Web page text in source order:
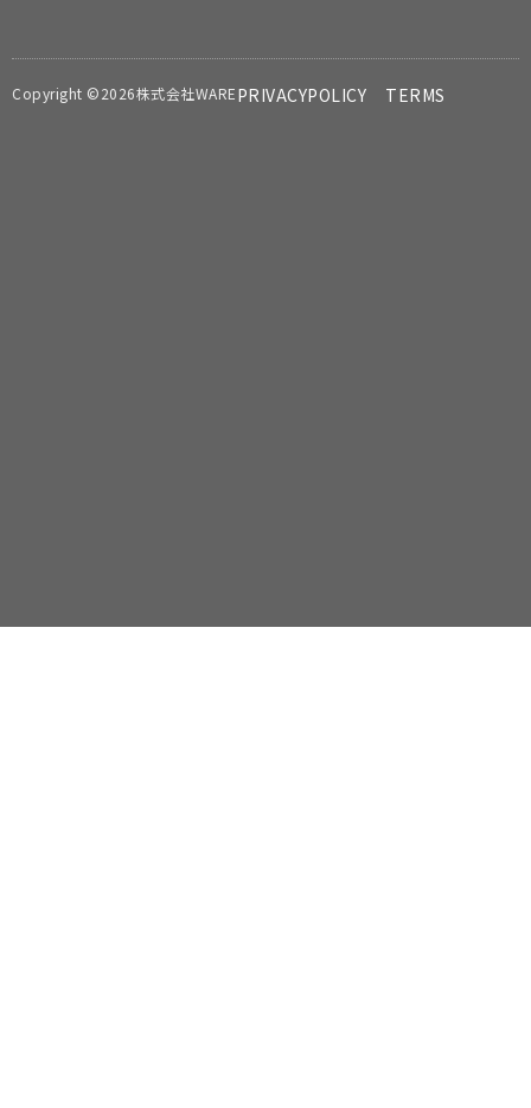
Copyright ©2026株式会社WAREPRIVACYPOLICY TERMS